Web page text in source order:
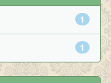
1
1